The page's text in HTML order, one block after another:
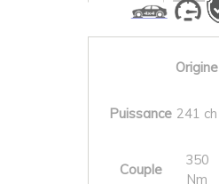
Origine
Puissance 241 ch
Couple
350
Nm